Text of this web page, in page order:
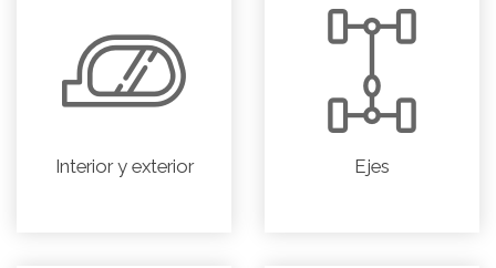
Interior y exterior Ejes